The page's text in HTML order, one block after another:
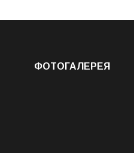
ФОТОГАЛЕРЕЯ